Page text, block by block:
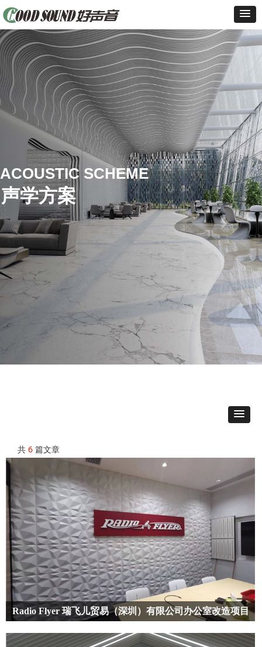
ACOUSTIC SCHEME
声学方案
共 6 篇文章
Radio Flyer 瑞飞儿贸易（深圳）有限公司办公室改造项目
期的洽谈得知，该公司的办公室回音较大，严重影响公司日常开会、以